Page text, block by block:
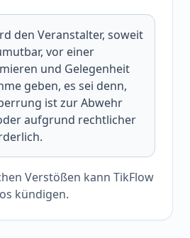
den Veranstalter, soweit
vor einer
und Gelegenheit
geben, es sei denn,
ist zur Abwehr
aufgrund rechtlicher
Verstößen kann TikFlow
kündigen.